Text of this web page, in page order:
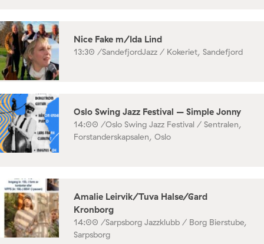
Nice Fake m/Ida Lind
13:30 /SandefjordJazz / Kokeriet, Sandefjord
Oslo Swing Jazz Festival – Simple Jonny
14:00 /Oslo Swing Jazz Festival / Sentralen,
Forstanderskapsalen, Oslo
Amalie Leirvik/Tuva Halse/Gard
Kronborg
14:00 /Sarpsborg Jazzklubb / Borg Bierstube,
Sarpsborg